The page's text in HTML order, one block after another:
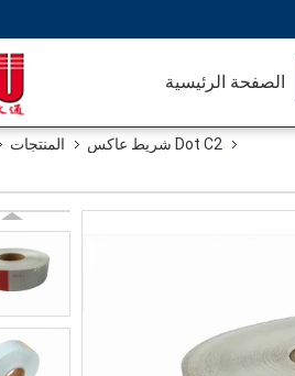
الصفحة الرئيسية
المنتجات Dot C2 شريط عاكس